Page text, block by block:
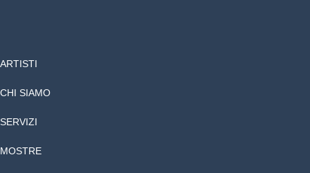
ARTISTI
CHI SIAMO
SERVIZI
MOSTRE